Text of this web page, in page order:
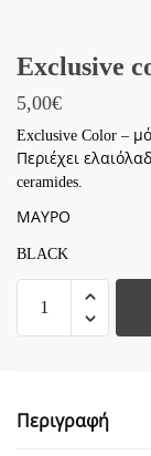
Exclusive
5,00€
Exclusive Color –
Περιέχει
ceramides.
ΜΑΥΡΟ
BLACK
color
ΜΑΥΡΟ
Περιγραφή